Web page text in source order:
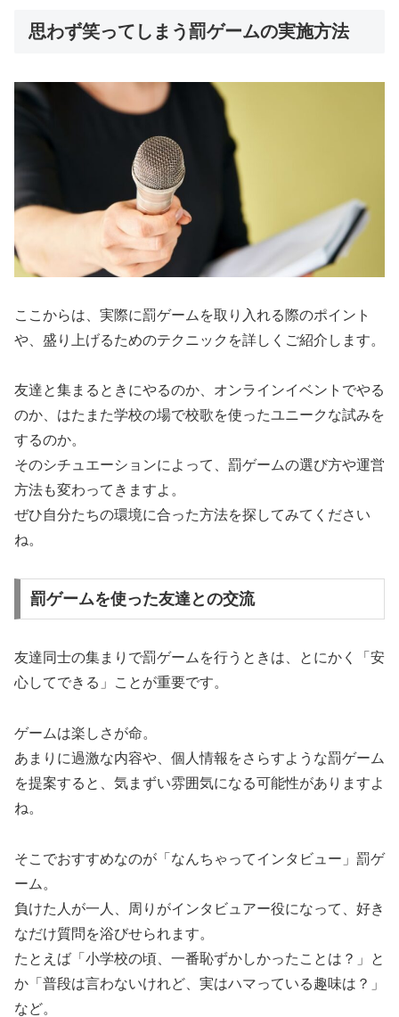
思わず笑ってしまう罰ゲームの実施方法
ここからは、実際に罰ゲームを取り入れる際のポイント
や、盛り上げるためのテクニックを詳しくご紹介します。
友達と集まるときにやるのか、オンラインイベントでやる
のか、はたまた学校の場で校歌を使ったユニークな試みを
するのか。
そのシチュエーションによって、罰ゲームの選び方や運営
方法も変わってきますよ。
ぜひ自分たちの環境に合った方法を探してみてください
ね。
罰ゲームを使った友達との交流
友達同士の集まりで罰ゲームを行うときは、とにかく「安
心してできる」ことが重要です。
ゲームは楽しさが命。
あまりに過激な内容や、個人情報をさらすような罰ゲーム
を提案すると、気まずい雰囲気になる可能性がありますよ
ね。
そこでおすすめなのが「なんちゃってインタビュー」罰ゲ
ーム。
負けた人が一人、周りがインタビュアー役になって、好き
なだけ質問を浴びせられます。
たとえば「小学校の頃、一番恥ずかしかったことは？」と
か「普段は言わないけれど、実はハマっている趣味は？」
など。